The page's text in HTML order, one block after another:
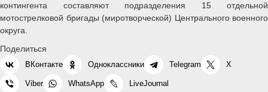
контингента составляют подразделения 15 отдельной
мотострелковой бригады (миротворческой) Центрального военного
округа.
Поделиться
ВКонтакте Одноклассники Telegram X
Viber WhatsApp LiveJournal